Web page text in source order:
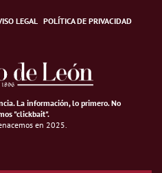
LEGAL POLÍTICA DE PRIVACIDAD
La información, lo primero.No
"clickbait".
en 2025.